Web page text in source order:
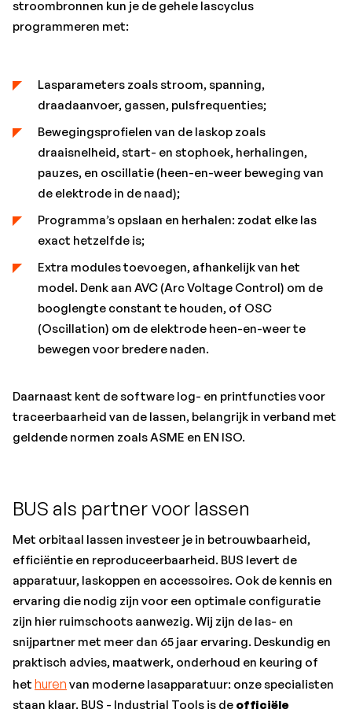
stroombronnen kun je de gehele lascyclus
programmeren met:
Lasparameters zoals stroom, spanning,
draadaanvoer, gassen, pulsfrequenties;
Bewegingsprofielen van de laskop zoals
draaisnelheid, start- en stophoek, herhalingen,
pauzes, en oscillatie (heen-en-weer beweging van
de elektrode in de naad);
Programma’s opslaan en herhalen: zodat elke las
exact hetzelfde is;
Extra modules toevoegen, afhankelijk van het
model. Denk aan AVC (Arc Voltage Control) om de
booglengte constant te houden, of OSC
(Oscillation) om de elektrode heen-en-weer te
bewegen voor bredere naden.
Daarnaast kent de software log- en printfuncties voor
traceerbaarheid van de lassen, belangrijk in verband met
geldende normen zoals ASME en EN ISO.
BUS als partner voor lassen
Met orbitaal lassen investeer je in betrouwbaarheid,
efficiëntie en reproduceerbaarheid. BUS levert de
apparatuur, laskoppen en accessoires. Ook de kennis en
ervaring die nodig zijn voor een optimale configuratie
zijn hier ruimschoots aanwezig. Wij zijn de las- en
snijpartner met meer dan 65 jaar ervaring. Deskundig en
praktisch advies, maatwerk, onderhoud en keuring of
het huren van moderne lasapparatuur: onze specialisten
staan klaar. BUS - Industrial Tools is de officiële